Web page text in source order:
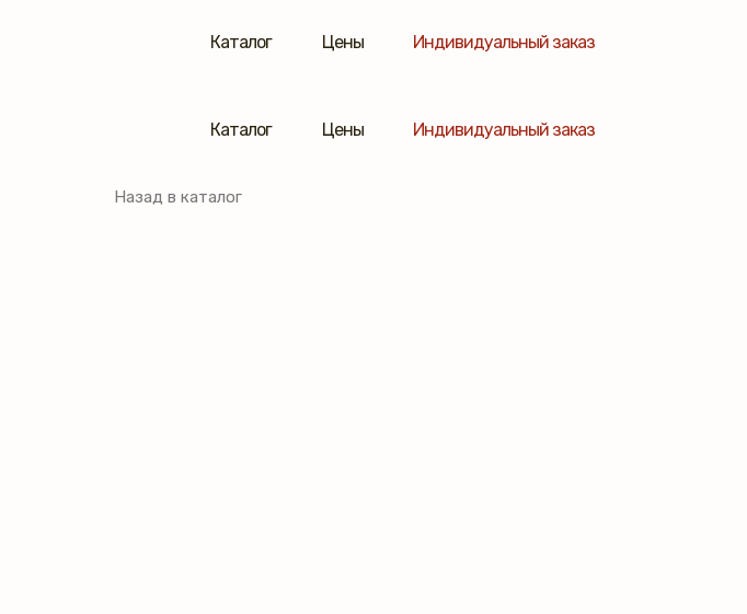
Каталог Индивидуальный заказ
Цены
Каталог Индивидуальный заказ
Цены
Назад в каталог